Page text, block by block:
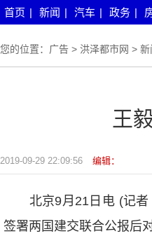
首页 | 新闻 | 汽车 | 政务 |
您的位置： 广告 > 洪泽都市网 > 新
王
2019-09-29 22:09:56 编辑：
北京9月21日电 (记者
签署两国建交联合公报后